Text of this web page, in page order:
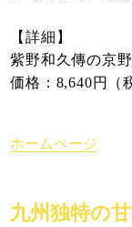
【詳細】
紫野和久傳の京
価格：8,640円（
ホームページ
九州独特の